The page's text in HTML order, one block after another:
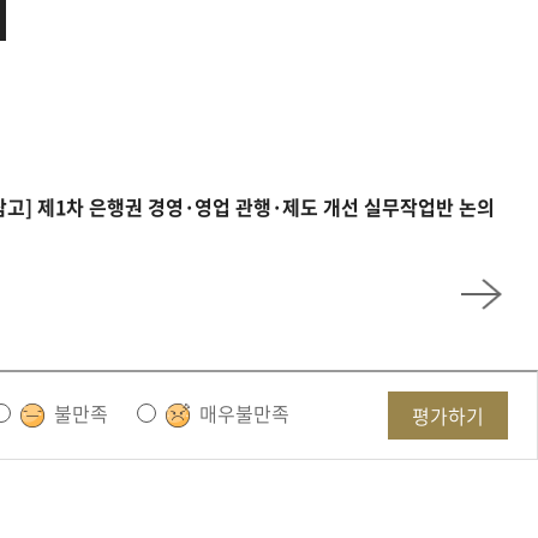
] 제1차 은행권 경영·영업 관행·제도 개선 실무작업반 논의
불만족 매우불만족 평가하기